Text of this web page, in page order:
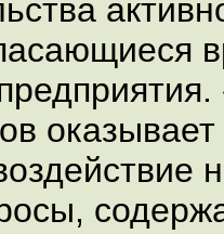
оказывает